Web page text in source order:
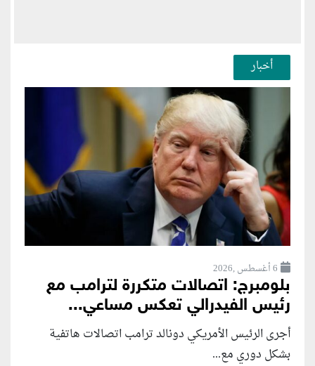
أخبار
6 أغسطس ,2026
بلومبرج: اتصالات متكررة لترامب مع
رئيس الفيدرالي تعكس مساعي...
أجرى الرئيس الأمريكي دونالد ترامب اتصالات هاتفية
بشكل دوري مع...